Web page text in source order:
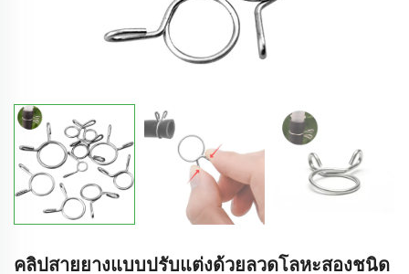
คลิปสายยางแบบปรับแต่งด้วยลวดโลหะสองชนิด